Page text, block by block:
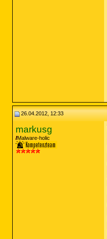
26.04.2012, 12:33
markusg
Malware-holic